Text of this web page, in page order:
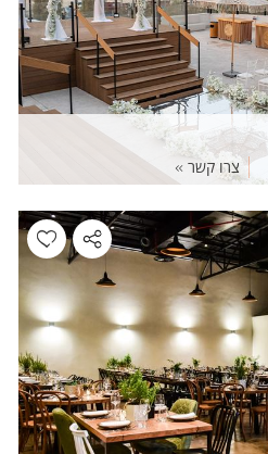
צרו קשר